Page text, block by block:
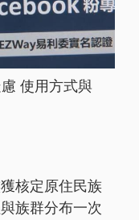
使用方式與
核定原住民族
族群分布一次